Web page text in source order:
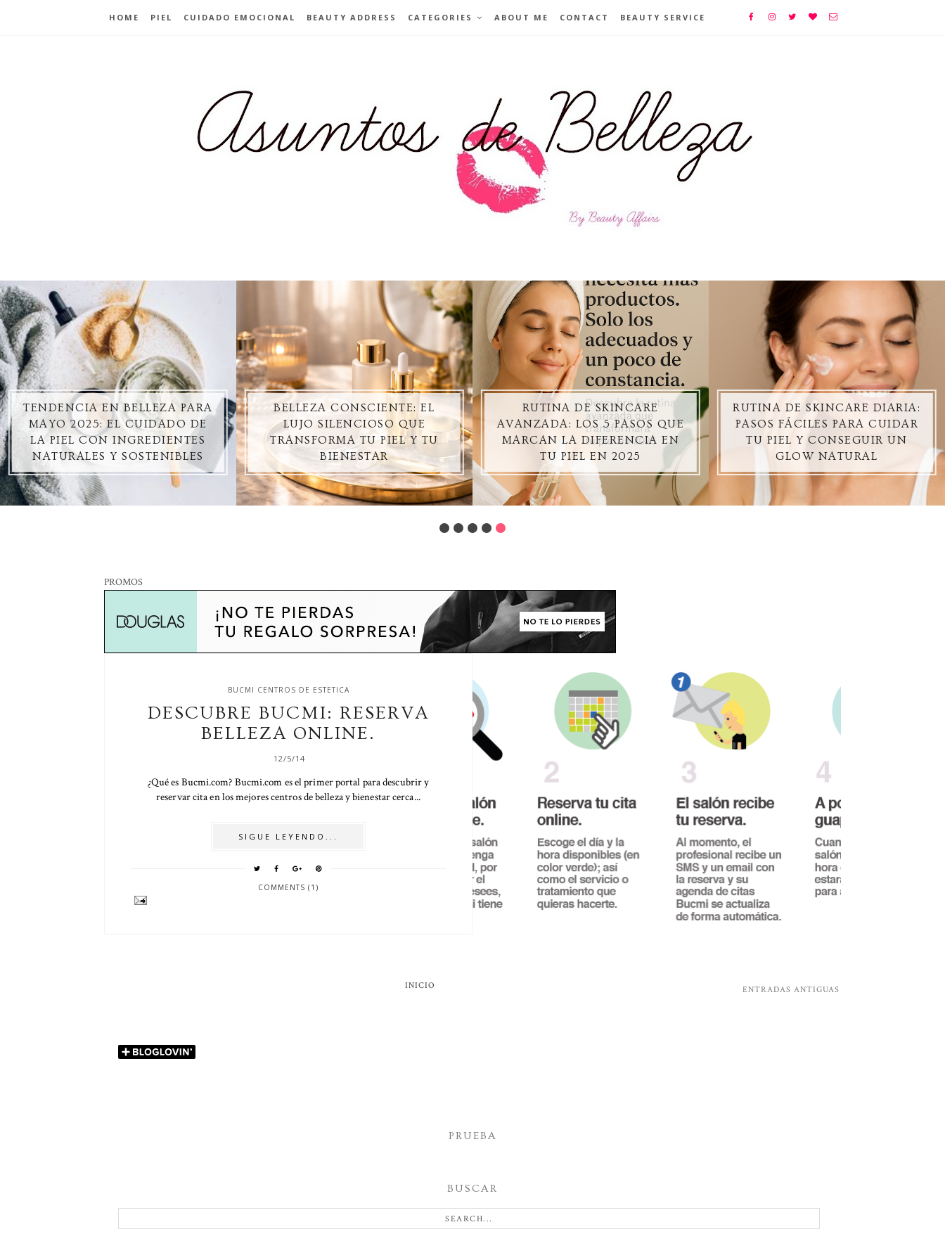
HOME PIEL CUIDADO EMOCIONAL BEAUTY ADDRESS CATEGORIES ABOUT ME CONTACT BEAUTY SERVICE
TENDENCIA EN BELLEZA PARA
MAYO 2025: EL CUIDADO DE
LA PIEL CON INGREDIENTES
NATURALES Y SOSTENIBLES
BELLEZA CONSCIENTE: EL
LUJO SILENCIOSO QUE
TRANSFORMA TU PIEL Y TU
BIENESTAR
RUTINA DE SKINCARE
AVANZADA: LOS 5 PASOS QUE
MARCAN LA DIFERENCIA EN
TU PIEL EN 2025
RUTINA DE SKINCARE DIARIA:
PASOS FÁCILES PARA CUIDAR
TU PIEL Y CONSEGUIR UN
GLOW NATURAL
PROMOS
BUCMI CENTROS DE ESTETICA
DESCUBRE BUCMI: RESERVA
BELLEZA ONLINE.
12/5/14
¿Qué es Bucmi.com? Bucmi.com es el primer portal para descubrir y
reservar cita en los mejores centros de belleza y bienestar cerca...
SIGUE LEYENDO...
COMMENTS (1)
ENTRADAS ANTIGUAS
INICIO
PRUEBA
BUSCAR